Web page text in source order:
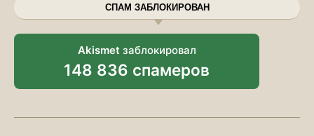
СПАМ ЗАБЛОКИРОВАН
Akismet заблокировал
148 836 спамеров